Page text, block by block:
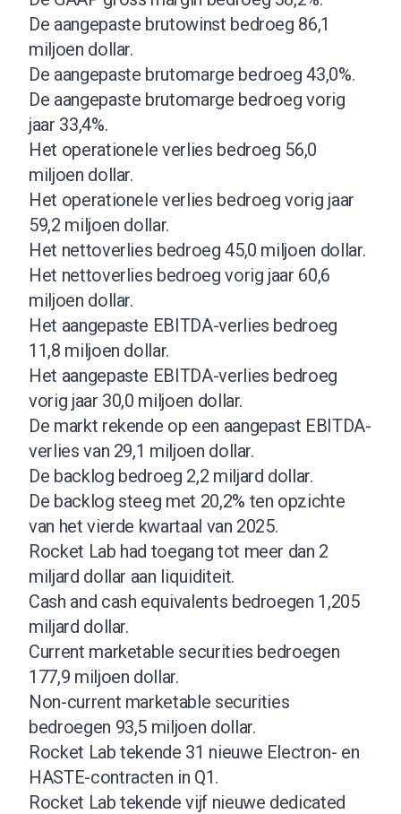
De aangepaste brutowinst bedroeg 86,1
miljoen dollar.
De aangepaste brutomarge bedroeg 43,0%.
De aangepaste brutomarge bedroeg vorig
jaar 33,4%.
Het operationele verlies bedroeg 56,0
miljoen dollar.
Het operationele verlies bedroeg vorig jaar
59,2 miljoen dollar.
Het nettoverlies bedroeg 45,0 miljoen dollar.
Het nettoverlies bedroeg vorig jaar 60,6
miljoen dollar.
Het aangepaste EBITDA-verlies bedroeg
11,8 miljoen dollar.
Het aangepaste EBITDA-verlies bedroeg
vorig jaar 30,0 miljoen dollar.
De markt rekende op een aangepast EBITDA-
verlies van 29,1 miljoen dollar.
De backlog bedroeg 2,2 miljard dollar.
De backlog steeg met 20,2% ten opzichte
van het vierde kwartaal van 2025.
Rocket Lab had toegang tot meer dan 2
miljard dollar aan liquiditeit.
Cash and cash equivalents bedroegen 1,205
miljard dollar.
Current marketable securities bedroegen
177,9 miljoen dollar.
Non-current marketable securities
bedroegen 93,5 miljoen dollar.
Rocket Lab tekende 31 nieuwe Electron- en
HASTE-contracten in Q1.
Rocket Lab tekende vijf nieuwe dedicated